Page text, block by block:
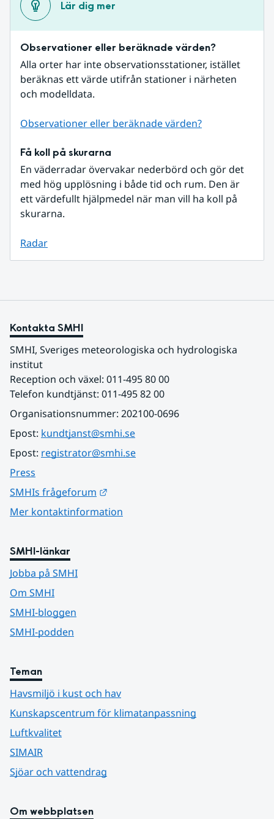
Lär dig mer
Observationer eller beräknade värden?
Alla orter har inte observationsstationer, istället
beräknas ett värde utifrån stationer i närheten
och modelldata.
Observationer eller beräknade värden?
Få koll på skurarna
En väderradar övervakar nederbörd och gör det
med hög upplösning i både tid och rum. Den är
ett värdefullt hjälpmedel när man vill ha koll på
skurarna.
Radar
Kontakta SMHI
SMHI, Sveriges meteorologiska och hydrologiska
institut
Reception och växel: 011-495 80 00
Telefon kundtjänst: 011-495 82 00
Organisationsnummer: 202100-0696
Epost: kundtjanst@smhi.se
Epost: registrator@smhi.se
Press
SMHIs frågeforum
Mer kontaktinformation
SMHI-länkar
Jobba på SMHI
Om SMHI
SMHI-bloggen
SMHI-podden
Teman
Havsmiljö i kust och hav
Kunskapscentrum för klimatanpassning
Luftkvalitet
SIMAIR
Sjöar och vattendrag
Om webbplatsen